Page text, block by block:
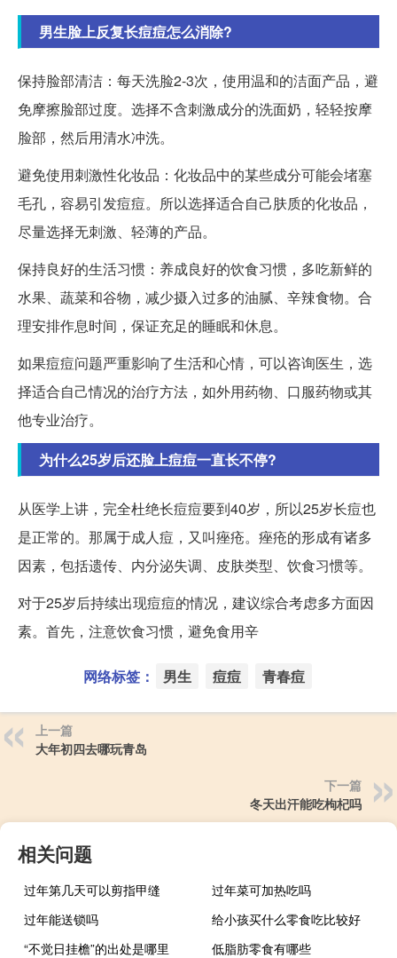
男生脸上反复长痘痘怎么消除?
保持脸部清洁：每天洗脸2-3次，使用温和的洁面产品，避
免摩擦脸部过度。选择不含刺激成分的洗面奶，轻轻按摩
脸部，然后用清水冲洗。
避免使用刺激性化妆品：化妆品中的某些成分可能会堵塞
毛孔，容易引发痘痘。所以选择适合自己肤质的化妆品，
尽量选择无刺激、轻薄的产品。
保持良好的生活习惯：养成良好的饮食习惯，多吃新鲜的
水果、蔬菜和谷物，减少摄入过多的油腻、辛辣食物。合
理安排作息时间，保证充足的睡眠和休息。
如果痘痘问题严重影响了生活和心情，可以咨询医生，选
择适合自己情况的治疗方法，如外用药物、口服药物或其
他专业治疗。
为什么25岁后还脸上痘痘一直长不停?
从医学上讲，完全杜绝长痘痘要到40岁，所以25岁长痘也
是正常的。那属于成人痘，又叫痤疮。痤疮的形成有诸多
因素，包括遗传、内分泌失调、皮肤类型、饮食习惯等。
对于25岁后持续出现痘痘的情况，建议综合考虑多方面因
素。首先，注意饮食习惯，避免食用辛
网络标签： 男生 痘痘 青春痘
上一篇
大年初四去哪玩青岛
下一篇
冬天出汗能吃枸杞吗
相关问题
过年第几天可以剪指甲缝
过年菜可加热吃吗
过年能送锁吗
给小孩买什么零食吃比较好
“不觉日挂檐”的出处是哪里
低脂肪零食有哪些